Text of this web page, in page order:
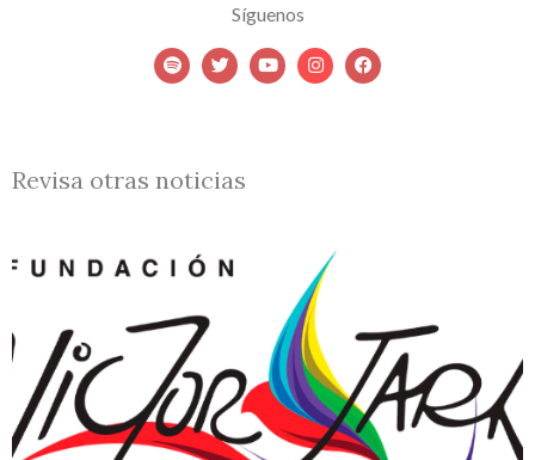
Síguenos
Revisa otras noticias